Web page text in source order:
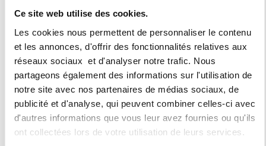
Ce site web utilise des cookies.
Les cookies nous permettent de personnaliser le contenu
et les annonces, d'offrir des fonctionnalités relatives aux
réseaux sociaux et d'analyser notre trafic. Nous
partageons également des informations sur l'utilisation de
notre site avec nos partenaires de médias sociaux, de
publicité et d'analyse, qui peuvent combiner celles-ci avec
d'autres informations que vous leur avez fournies ou qu'ils
ont collectées lors de votre utilisation de leurs services.
au-dessus du
les patients
trachéotomisés
?
Anja Fischer,
orthophoniste,
partage son
expertise clinique
sur l'utilisation de la